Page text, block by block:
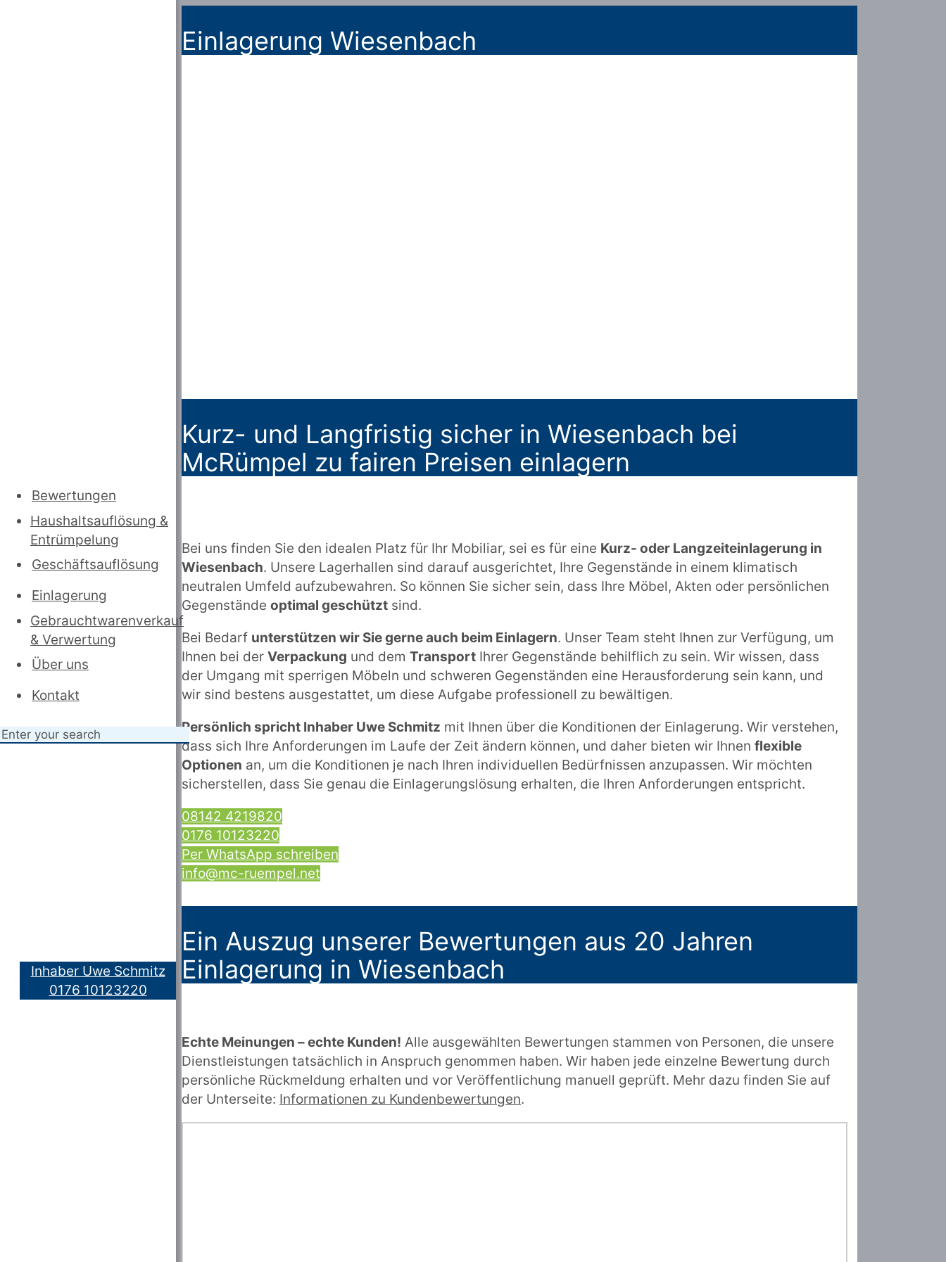
Bewertungen
Haushaltsauflösung &
Entrümpelung
Geschäftsauflösung
Einlagerung
Gebrauchtwarenverkauf
& Verwertung
Über uns
Kontakt
Inhaber Uwe Schmitz
0176 10123220
Einlagerung Wiesenbach
Kurz- und Langfristig sicher in Wiesenbach bei
McRümpel zu fairen Preisen einlagern
Bei uns finden Sie den idealen Platz für Ihr Mobiliar, sei es für eine Kurz- oder Langzeiteinlagerung in
Wiesenbach. Unsere Lagerhallen sind darauf ausgerichtet, Ihre Gegenstände in einem klimatisch
neutralen Umfeld aufzubewahren. So können Sie sicher sein, dass Ihre Möbel, Akten oder persönlichen
Gegenstände optimal geschützt sind.
Bei Bedarf unterstützen wir Sie gerne auch beim Einlagern. Unser Team steht Ihnen zur Verfügung, um
Ihnen bei der Verpackung und dem Transport Ihrer Gegenstände behilflich zu sein. Wir wissen, dass
der Umgang mit sperrigen Möbeln und schweren Gegenständen eine Herausforderung sein kann, und
wir sind bestens ausgestattet, um diese Aufgabe professionell zu bewältigen.
Persönlich spricht Inhaber Uwe Schmitz mit Ihnen über die Konditionen der Einlagerung. Wir verstehen,
dass sich Ihre Anforderungen im Laufe der Zeit ändern können, und daher bieten wir Ihnen flexible
Optionen an, um die Konditionen je nach Ihren individuellen Bedürfnissen anzupassen. Wir möchten
sicherstellen, dass Sie genau die Einlagerungslösung erhalten, die Ihren Anforderungen entspricht.
08142 4219820
0176 10123220
Per WhatsApp schreiben
info@mc-ruempel.net
Ein Auszug unserer Bewertungen aus 20 Jahren
Einlagerung in Wiesenbach
Echte Meinungen – echte Kunden! Alle ausgewählten Bewertungen stammen von Personen, die unsere
Dienstleistungen tatsächlich in Anspruch genommen haben. Wir haben jede einzelne Bewertung durch
persönliche Rückmeldung erhalten und vor Veröffentlichung manuell geprüft. Mehr dazu finden Sie auf
der Unterseite: Informationen zu Kundenbewertungen.